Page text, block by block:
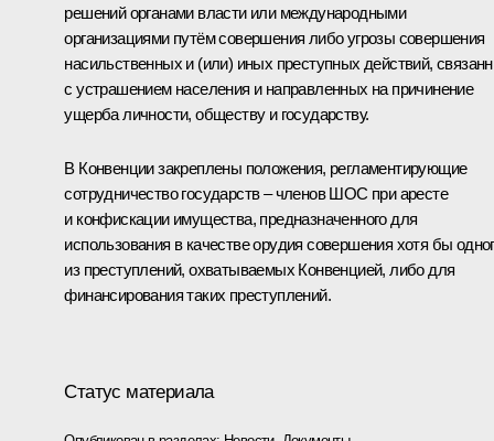
решений органами власти или международными
организациями путём совершения либо угрозы совершения
насильственных и (или) иных преступных действий,
с устрашением населения и направленных на причинение
ущерба личности, обществу и государству.
В Конвенции закреплены положения, регламентирующие
сотрудничество государств – членов ШОС при аресте
и конфискации имущества, предназначенного для
использования в качестве орудия совершения хотя бы
из преступлений, охватываемых Конвенцией, либо для
финансирования таких преступлений.
Статус материала